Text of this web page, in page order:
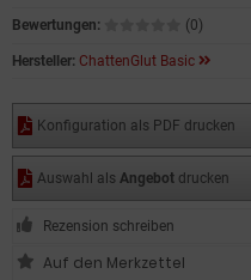
Bewertungen: (0)
Hersteller: ChattenGlut Basic
Konfiguration als PDF drucken
Auswahl als Angebot drucken
Rezension schreiben